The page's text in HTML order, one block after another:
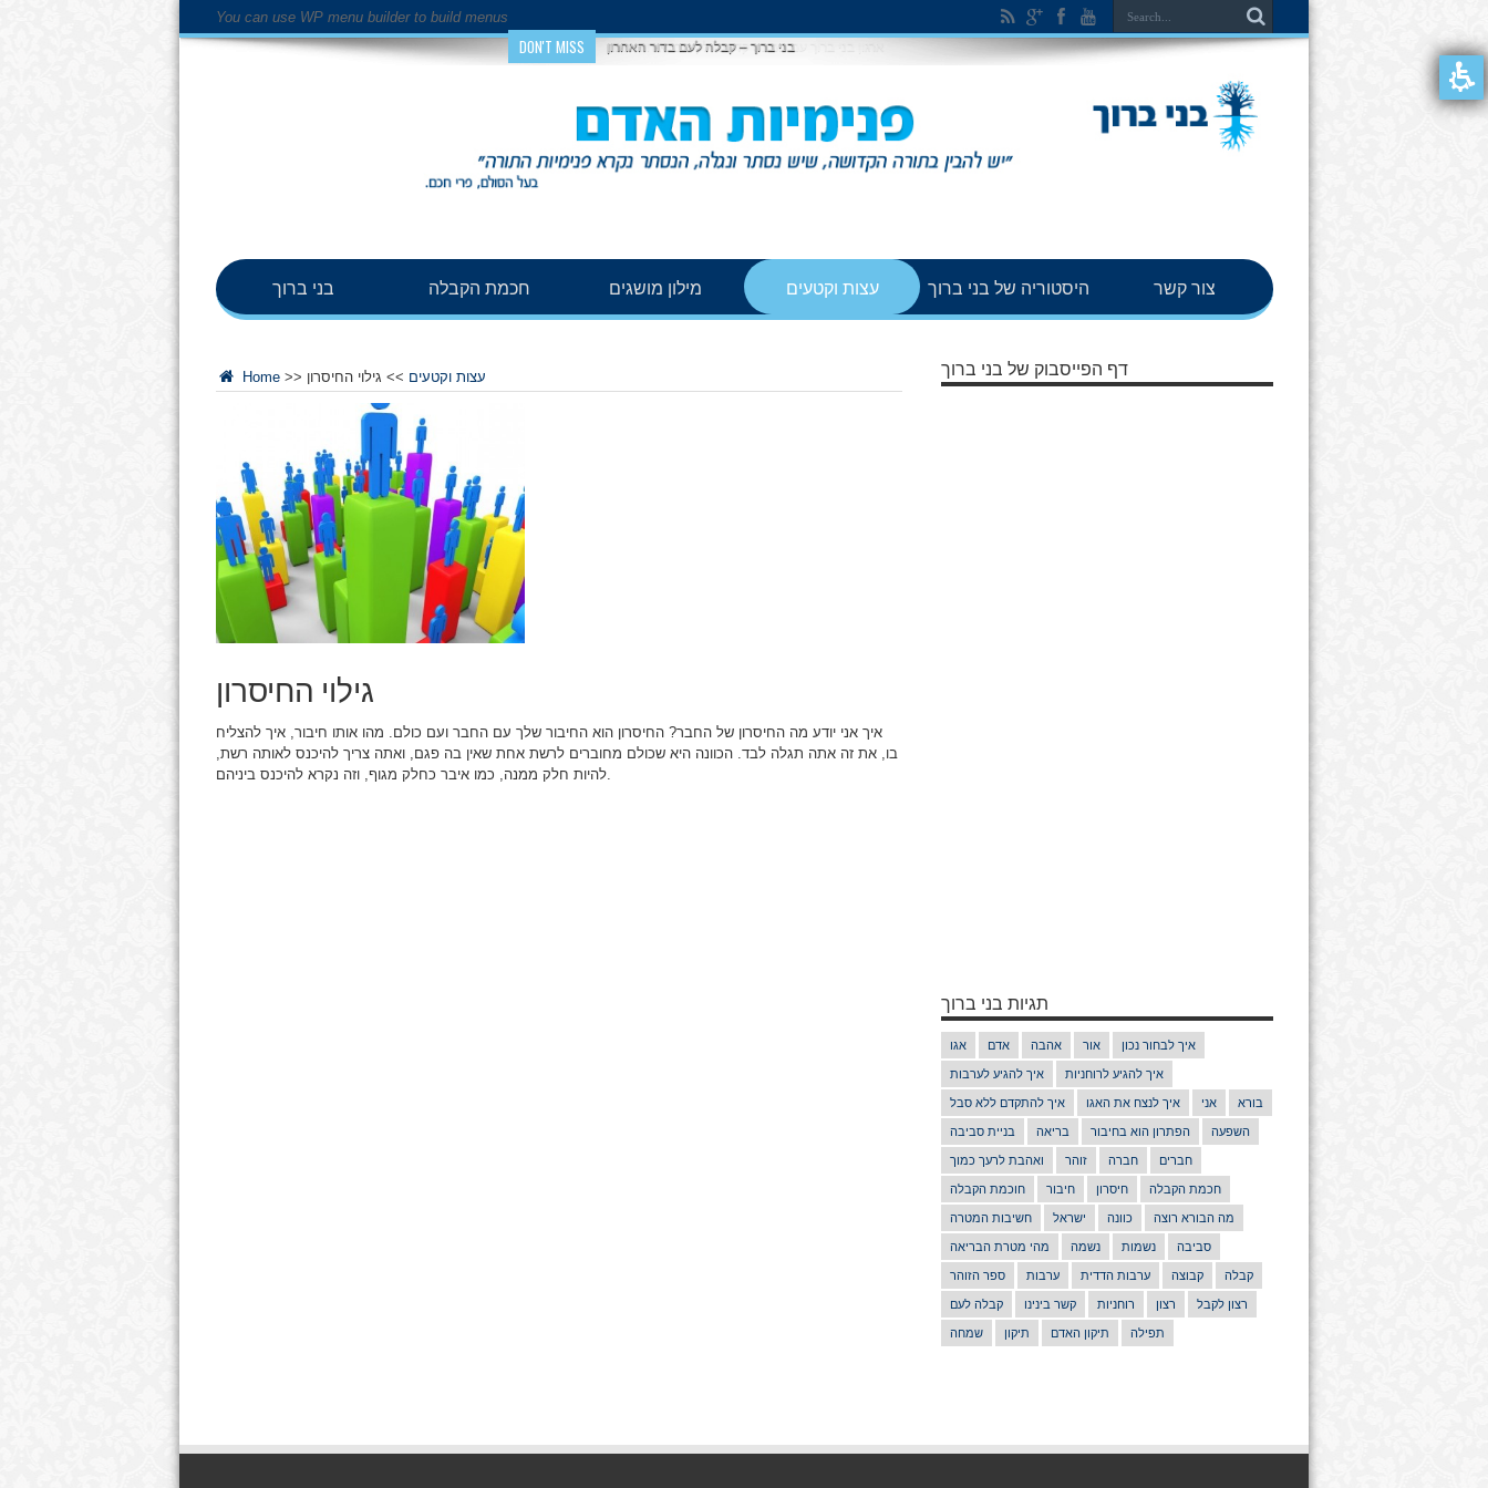
You can use WP menu builder to build menus
DON'T MISS בני ברוך – קבלה לעם בדור האחרון
בני ברוך חכמת הקבלה מילון מושגים עצות וקטעים היסטוריה של בני ברוך צור קשר
Home >> עצות וקטעים >> גילוי החיסרון
גילוי החיסרון
איך אני יודע מה החיסרון של החבר?החיסרון הוא החיבור שלך עם החבר ועם כולם. מהו אותו חיבור, איך להצליח
בו, את זה אתה תגלה לבד. הכוונה היא שכולם מחוברים לרשת אחת שאין בה פגם, ואתה צריך להיכנס לאותה רשת,
להיות חלק ממנה, כמו איבר כחלק מגוף, וזה נקרא להיכנס ביניהם.
דף הפייסבוק של בני ברוך
תגיות בני ברוך
אגו אדם אהבה אור איך לבחור נכון
איך להגיע לערבות איך להגיע לרוחניות
איך להתקדם ללא סבל איך לנצח את האגו אני בורא
בניית סביבה בריאה הפתרון הוא בחיבור השפעה
ואהבת לרעך כמוך זוהר חברה חברים
חוכמת הקבלה חיבור חיסרון חכמת הקבלה
חשיבות המטרה ישראל כוונה מה הבורא רוצה
מהי מטרת הבריאה נשמה נשמות סביבה
ספר הזוהר ערבות ערבות הדדית קבוצה קבלה
קבלה לעם קשר בינינו רוחניות רצון רצון לקבל
שמחה תיקון תיקון האדם תפילה